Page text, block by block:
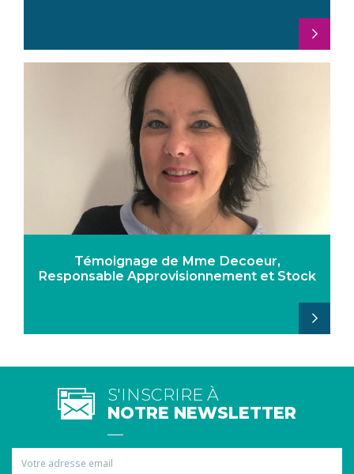
Témoignage de Mme Decoeur,
Responsable Approvisionnement et Stock
S'INSCRIRE À
NOTRE NEWSLETTER